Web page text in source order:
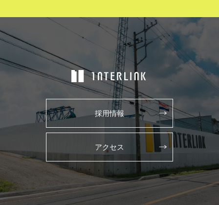
採用情報
アクセス